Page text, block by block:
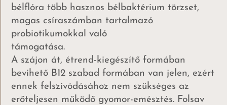
bélflóra több hasznos bélbaktérium törzset,
magas csíraszámban tartalmazó
probiotikumokkal való
támogatása.
A szájon át, étrend-kiegészítő formában
bevihető B12 szabad formában van jelen, ezért
ennek felszívódásához nem szükséges az
erőteljesen működő gyomor-emésztés. Folsav